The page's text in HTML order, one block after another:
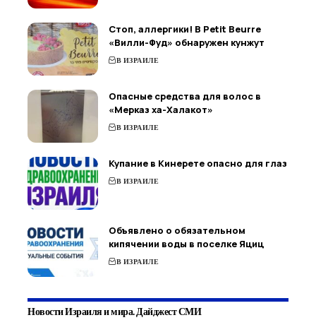
Стоп, аллергики! В Petit Beurre
«Вилли-Фуд» обнаружен кунжут
В ИЗРАИЛЕ
Опасные средства для волос в
«Мерказ ха-Халакот»
В ИЗРАИЛЕ
Купание в Кинерете опасно для глаз
В ИЗРАИЛЕ
Объявлено о обязательном
кипячении воды в поселке Яциц
В ИЗРАИЛЕ
Новости Израиля и мира. Дайджест СМИ